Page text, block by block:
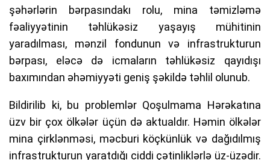
şəhərlərin bərpasındakı rolu, mina təmizləmə
fəaliyyətinin təhlükəsiz yaşayış mühitinin
yaradılması, mənzil fondunun və infrastrukturun
bərpası, eləcə də icmaların təhlükəsiz qayıdışı
baxımından əhəmiyyəti geniş şəkildə təhlil olunub.
Bildirilib ki, bu problemlər Qoşulmama Hərəkatına
üzv bir çox ölkələr üçün də aktualdır. Həmin ölkələr
mina çirklənməsi, məcburi köçkünlük və dağıdılmış
infrastrukturun yaratdığı ciddi çətinliklərlə üz-üzədir.